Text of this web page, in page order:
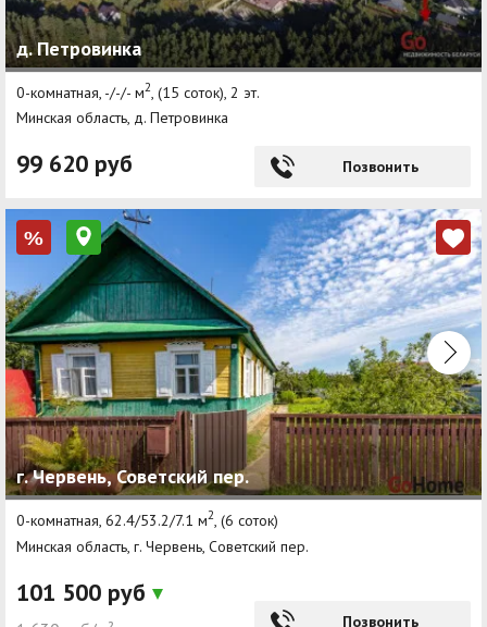
д. Петровинка
0-комнатная, -/-/- м2 , (15 соток), 2 эт.
Минская область, д. Петровинка
99 620 руб Позвонить
%
г. Червень, Советский пер.
0-комнатная, 62.4/53.2/7.1 м2, (6 соток)
Минская область, г. Червень, Советский пер.
101 500 руб
Позвонить